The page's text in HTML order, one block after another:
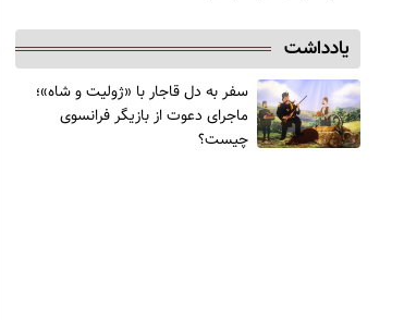
یادداشت
سفر به دل قاجار با «ژولیت و شاه»؛
ماجرای دعوت از ‌بازیگر فرانسوی
چیست؟